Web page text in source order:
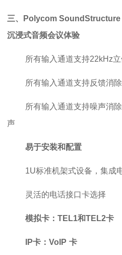
三、Polycom SoundStructure
沉浸式音频会议体验
所有输入通道支持22kHz
所有输入通道支持反馈消
所有输入通道支持噪声消
声
易于安装和配置
1U标准机架式设备，集成
灵活的电话接口卡选择
模拟卡：TEL1和TEL2卡
IP卡：VoIP 卡